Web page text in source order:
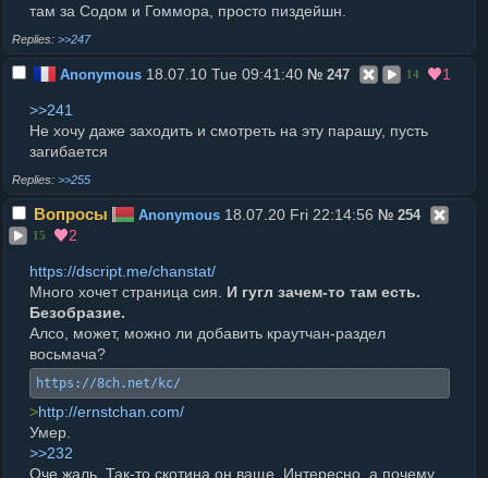
там за Содом и Гоммора, просто пиздейшн.
>>247
Anonymous18.07.10 Tue 09:41:40 № 247 14 1
>>241
Не хочу даже заходить и смотреть на эту парашу, пусть
загибается
>>255
Вопросы Anonymous18.07.20 Fri 22:14:56 № 254
15 2
https://dscript.me/chanstat/
Много хочет страница сия. И гугл зачем-то там есть.
Безобразие.
Алсо, может, можно ли добавить краутчан-раздел
восьмача?
https://8ch.net/kc/
>http://ernstchan.com/
Умер.
>>232
Оче жаль. Так-то скотина он ваще. Интересно, а почему